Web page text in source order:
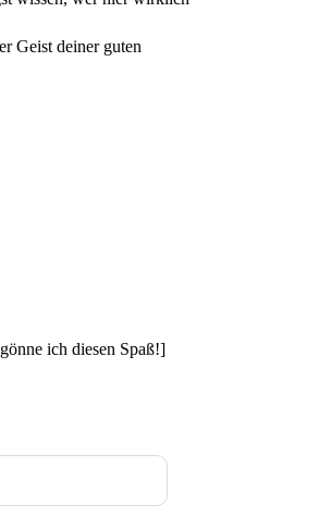
Geist deiner guten
ich diesen Spaß!]